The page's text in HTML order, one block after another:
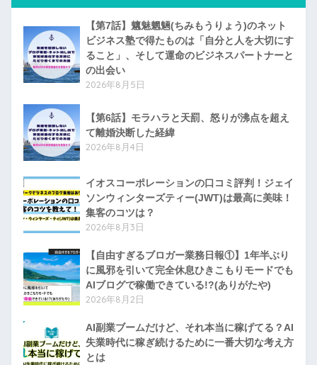
【第7話】魑魅魍魎(ちみもうりょう)のネット
ビジネス塾で得たものは「自分と人を大切にす
ること」、そして運命のビジネスパートナーと
の出会い
2026年8月5日
【第6話】モラハラと天罰、怒りが沸点を超え
て離婚決断した経緯
2026年8月4日
イオスコーポレーションの口コミ評判！ジェイ
ソンウィンターズティー(JWT)は最高に美味！
集客のコツは？
2026年8月3日
【自由すぎるブロガー業務日報①】1年半ぶり
に風邪を引いて完全休息ひきこもりモードでも
AIブログで稼働できている!?(ありがたや)
2026年8月2日
AI副業ブームだけど、それ本当に稼げてる？AI
失業時代に稼ぎ続けるために一番大切な考え方
とは